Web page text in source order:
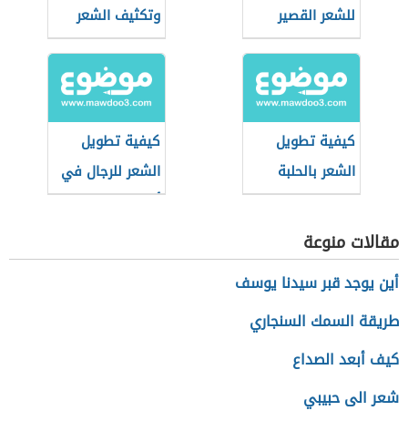
للشعر القصير
وتكثيف الشعر
كيفية تطويل
الشعر بالحلبة
كيفية تطويل
الشعر للرجال في
أسبوع
مقالات منوعة
أين يوجد قبر سيدنا يوسف
طريقة السمك السنجاري
كيف أبعد الصداع
شعر الى حبيبي